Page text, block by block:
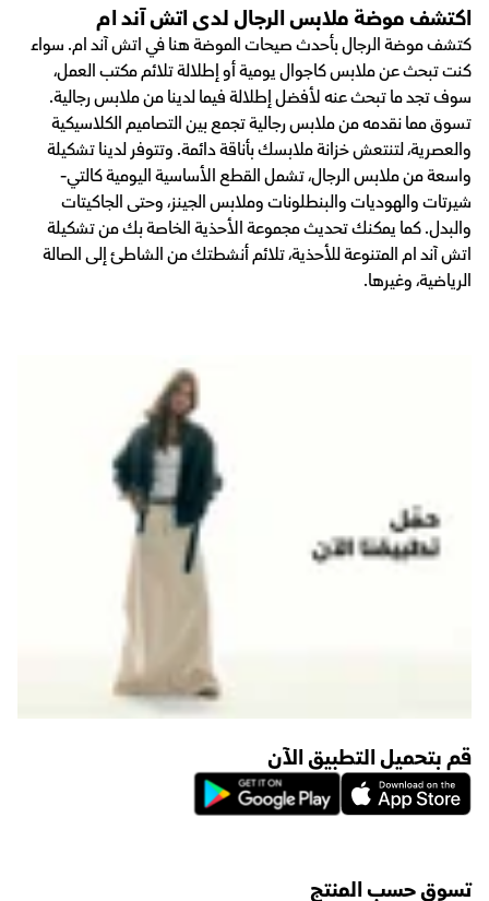
اكتشف موضة ملابس الرجال لدى اتش آند ام
كتشف موضة الرجال بأحدث صيحات الموضة هنا في اتش آند ام. سواء
كنت تبحث عن ملابس كاجوال يومية أو إطلالة تلائم مكتب العمل،
سوف تجد ما تبحث عنه لأفضل إطلالة فيما لدينا من ملابس رجالية.
تسوق مما نقدمه من ملابس رجالية تجمع بين التصاميم الكلاسيكية
والعصرية، لتنتعش خزانة ملابسك بأناقة دائمة. وتتوفر لدينا تشكيلة
واسعة من ملابس الرجال، تشمل القطع الأساسية اليومية كالتي-
شيرتات والهوديات والبنطلونات وملابس الجينز، وحتى الجاكيتات
والبدل. كما يمكنك تحديث مجموعة الأحذية الخاصة بك من تشكيلة
اتش آند ام المتنوعة للأحذية، تلائم أنشطتك من الشاطئ إلى الصالة
الرياضية، وغيرها.
قم بتحميل التطبيق الآن
تسوق حسب المنتج